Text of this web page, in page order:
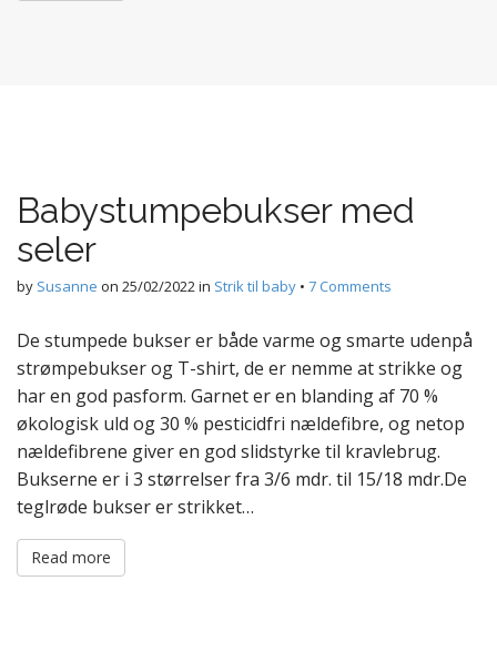
Babystumpebukser med
seler
by Susanne on 25/02/2022in Strik til baby • 7 Comments
De stumpede bukser er både varme og smarte udenpå
strømpebukser og T-shirt, de er nemme at strikke og
har en god pasform. Garnet er en blanding af 70 %
økologisk uld og 30 % pesticidfri nældefibre, og netop
nældefibrene giver en god slidstyrke til kravlebrug.
Bukserne er i 3 størrelser fra 3/6 mdr. til 15/18 mdr.De
teglrøde bukser er strikket…
Read more